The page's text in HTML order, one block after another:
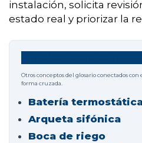
instalación, solicita
estado real y priorizar la
Otros conceptos del glosario conectados
forma cruzada.
Batería
Arqueta sifónica
Boca de riego